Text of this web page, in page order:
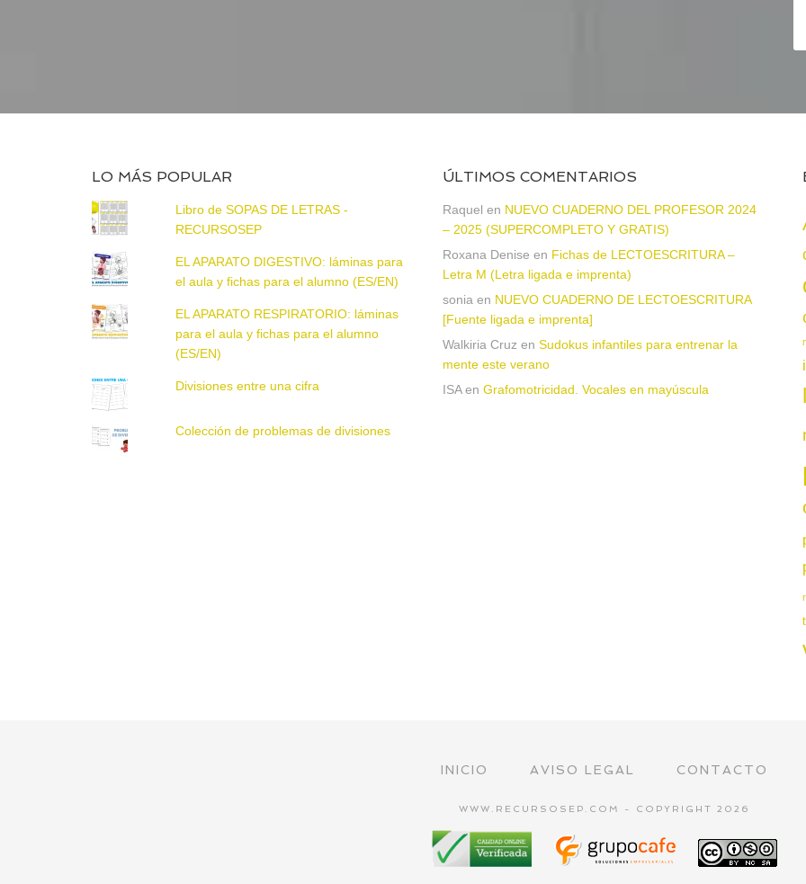
LO MÁS POPULAR
Libro de SOPAS DE LETRAS -
RECURSOSEP
EL APARATO DIGESTIVO: láminas para
el aula y fichas para el alumno (ES/EN)
EL APARATO RESPIRATORIO: láminas
para el aula y fichas para el alumno
(ES/EN)
Divisiones entre una cifra
Colección de problemas de divisiones
ÚLTIMOS COMENTARIOS
Raquel en NUEVO CUADERNO DEL PROFESOR 2024
– 2025 (SUPERCOMPLETO Y GRATIS)
Roxana Denise en Fichas de LECTOESCRITURA –
Letra M (Letra ligada e imprenta)
sonia en NUEVO CUADERNO DE LECTOESCRITURA
[Fuente ligada e imprenta]
Walkiria Cruz en Sudokus infantiles para entrenar la
mente este verano
ISAen Grafomotricidad. Vocales en mayúscula
INICIO AVISO LEGAL CONTACTO
WWW.RECURSOSEP.COM - COPYRIGHT 2026